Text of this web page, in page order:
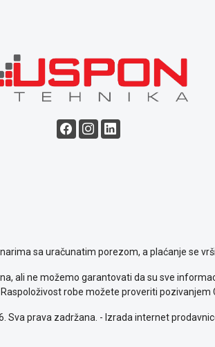
sa uračunatim porezom, a plaćanje se
ali ne možemo garantovati da su sve
robe možete proveriti
Sva prava zadržana. - Izrada internet